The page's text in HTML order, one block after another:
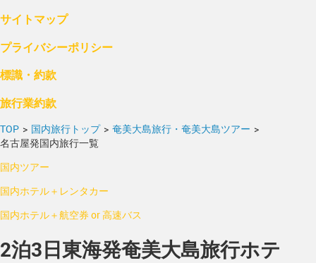
サイトマップ
プライバシーポリシー
標識・約款
旅行業約款
TOP > 国内旅行トップ > 奄美大島旅行・奄美大島ツアー >
名古屋発国内旅行一覧
国内ツアー
国内ホテル＋レンタカー
国内ホテル＋航空券 or 高速バス
2泊3日東海発奄美大島旅行ホテ